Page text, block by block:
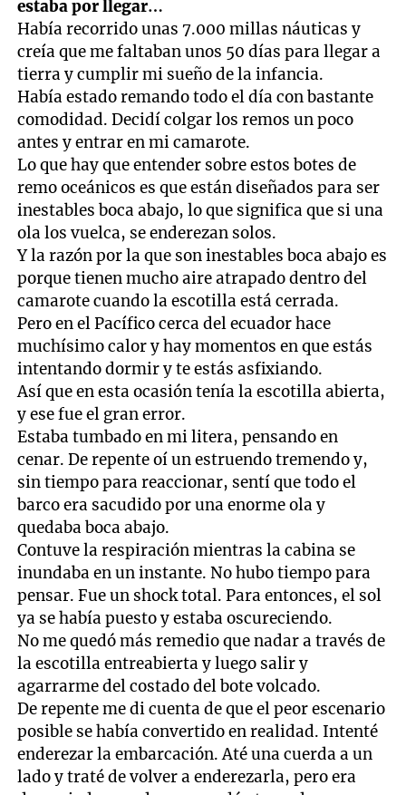
estaba por llegar…
Había recorrido unas 7.000 millas náuticas y
creía que me faltaban unos 50 días para llegar a
tierra y cumplir mi sueño de la infancia.
Había estado remando todo el día con bastante
comodidad. Decidí colgar los remos un poco
antes y entrar en mi camarote.
Lo que hay que entender sobre estos botes de
remo oceánicos es que están diseñados para ser
inestables boca abajo, lo que significa que si una
ola los vuelca, se enderezan solos.
Y la razón por la que son inestables boca abajo es
porque tienen mucho aire atrapado dentro del
camarote cuando la escotilla está cerrada.
Pero en el Pacífico cerca del ecuador hace
muchísimo calor y hay momentos en que estás
intentando dormir y te estás asfixiando.
Así que en esta ocasión tenía la escotilla abierta,
y ese fue el gran error.
Estaba tumbado en mi litera, pensando en
cenar. De repente oí un estruendo tremendo y,
sin tiempo para reaccionar, sentí que todo el
barco era sacudido por una enorme ola y
quedaba boca abajo.
Contuve la respiración mientras la cabina se
inundaba en un instante. No hubo tiempo para
pensar. Fue un shock total. Para entonces, el sol
ya se había puesto y estaba oscureciendo.
No me quedó más remedio que nadar a través de
la escotilla entreabierta y luego salir y
agarrarme del costado del bote volcado.
De repente me di cuenta de que el peor escenario
posible se había convertido en realidad. Intenté
enderezar la embarcación. Até una cuerda a un
lado y traté de volver a enderezarla, pero era